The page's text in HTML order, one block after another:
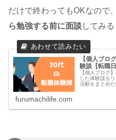
だけで終わってもOKなので、
ら勉強する前に面談してみ
【個人ブロ
験談【転職日
【個人ブログ
した体験談を
活動をまとめた
furumachilife.com